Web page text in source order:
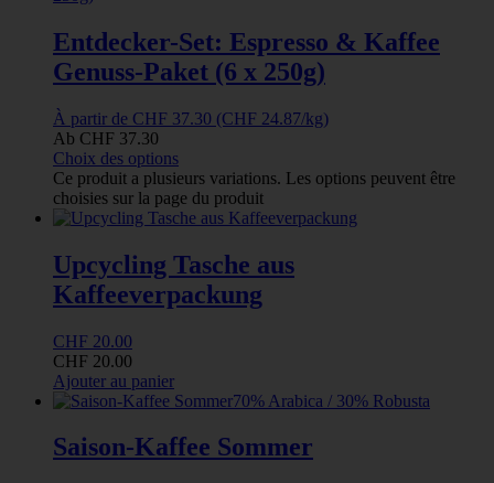
Entdecker-Set: Espresso & Kaffee
Genuss-Paket (6 x 250g)
À partir de CHF 37.30 (CHF 24.87/kg)
Ab CHF 37.30
Choix des options
Ce produit a plusieurs variations. Les options peuvent être
choisies sur la page du produit
Upcycling Tasche aus
Kaffeeverpackung
CHF 20.00
CHF 20.00
Ajouter au panier
70% Arabica / 30% Robusta
Saison-Kaffee Sommer